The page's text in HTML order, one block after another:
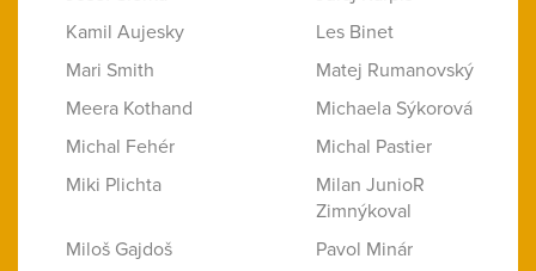
Kamil Aujesky
Les Binet
Mari Smith
Matej Rumanovský
Meera Kothand
Michaela Sýkorová
Michal Fehér
Michal Pastier
Miki Plichta
Milan JunioR
Zimnýkoval
Miloš Gajdoš
Pavol Minár